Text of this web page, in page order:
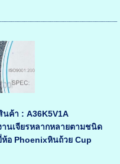
ค้า : A36K5V1A
านเจียรหลากหลายตามชนิด
อ Phoenixหินถ้วย Cup